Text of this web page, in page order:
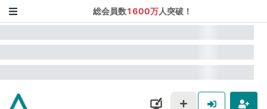
総会員数1600万人突破！